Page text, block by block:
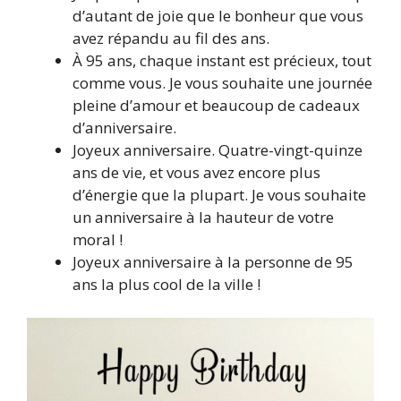
d’autant de joie que le bonheur que vous
avez répandu au fil des ans.
À 95 ans, chaque instant est précieux, tout
comme vous. Je vous souhaite une journée
pleine d’amour et beaucoup de cadeaux
d’anniversaire.
Joyeux anniversaire. Quatre-vingt-quinze
ans de vie, et vous avez encore plus
d’énergie que la plupart. Je vous souhaite
un anniversaire à la hauteur de votre
moral !
Joyeux anniversaire à la personne de 95
ans la plus cool de la ville !